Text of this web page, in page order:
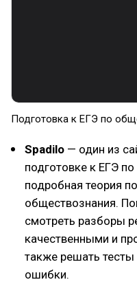
Подготовка к ЕГЭ по
Spadilo — один из
подготовке к ЕГЭ
подробная теория
обществознания.
смотреть разборы
качественными и
также решать тесты
ошибки.